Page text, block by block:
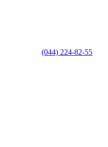
(044) 224-82-55